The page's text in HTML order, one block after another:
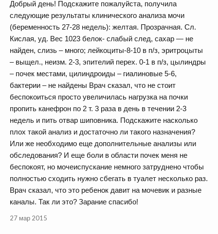
Добрый день! Подскажите пожалуйста, получила
следующие результаты клинического анализа мочи
(беременность 27-28 недель): желтая. Прозрачная. Сл.
Кислая, уд. Вес 1023 белок- слабый след, сахар — не
найден, слизь – много; лейкоциты-8-10 в п/з, эритроцыты
– выщел., неизм. 2-3, эпителий перех. 0-1 в п/з, цылиндры
– почек местами, цилиндроиды – гиалиновые 5-6,
бактерии – не найдены Врач сказал, что не стоит
беспокоиться просто увеличилась нагрузка на почки
пропить канефрон по 2 т. 3 раза в день в течении 2-3
недель и пить отвар шиповника. Подскажите насколько
плох такой анализ и достаточно ли такого назначения?
Или же необходимо еще дополнительные анализы или
обследования? И еще боли в области почек меня не
беспокоят, но мочеиспускание немного затруднено чтобы
полностью сходить нужно сбегать в туалет несколько раз.
Врач сказал, что это ребенок давит на мочевик и разные
каналы. Так ли это? Зарание спасибо!
27 мар 2015